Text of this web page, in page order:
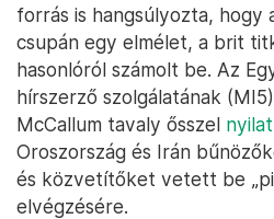
forrás is hangsúlyozta, hogy
csupán egy elmélet, a brit
hasonlóról számolt be. Az
hírszerző szolgálatának
McCallum tavaly ősszel
Oroszország és Irán
és közvetítőket vetett be
elvégzésére.